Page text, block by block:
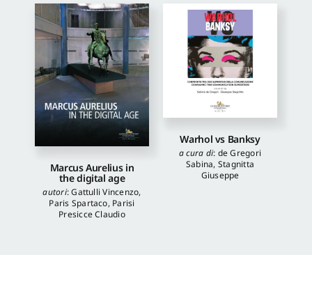
and
the
mystery
of
the
aniconic
goddess
quantità
Marcus Aurelius in
the digital age
autori:Gattulli Vincenzo,
Paris Spartaco, Parisi
Presicce Claudio
Warhol vs Banksy
a cura di: de Gregori
Sabina, Stagnitta
Giuseppe